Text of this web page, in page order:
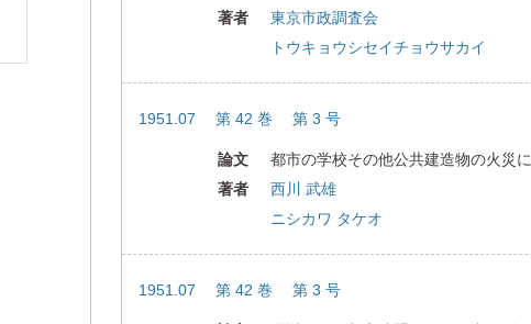
著者
東京市政調査会
トウキョウシセイチョウサカイ
1951.07 第 42 巻 第 3 号
論文
都市の学校その他公共建造物の火災
著者
西川 武雄
ニシカワ タケオ
1951.07 第 42 巻 第 3 号